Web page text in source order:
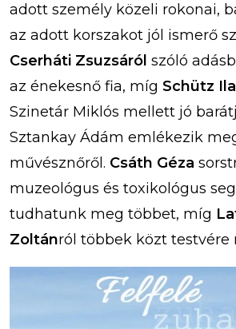
adott személy közeli rokonai,
az adott korszakot jól ismerő
Cserháti Zsuzsáról szóló
az énekesnő fia, míg Schütz Ila
Szinetár Miklós mellett jó
Sztankay Ádám emlékezik
művésznőről. Csáth Géza
muzeológus és toxikológus
tudhatunk meg többet, míg
Zoltánról többek közt testvére